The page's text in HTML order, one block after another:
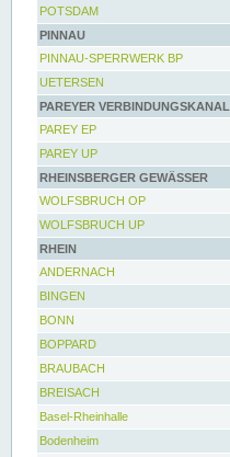
POTSDAM
PINNAU
PINNAU-SPERRWERK BP
UETERSEN
PAREYER VERBINDUNGSKANAL
PAREY EP
PAREY UP
RHEINSBERGER GEWÄSSER
WOLFSBRUCH OP
WOLFSBRUCH UP
RHEIN
ANDERNACH
BINGEN
BONN
BOPPARD
BRAUBACH
BREISACH
Basel-Rheinhalle
Bodenheim